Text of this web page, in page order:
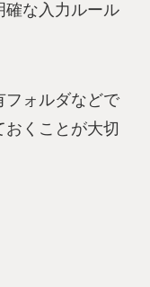
確な入力ルール
フォルダなどで
くことが大切